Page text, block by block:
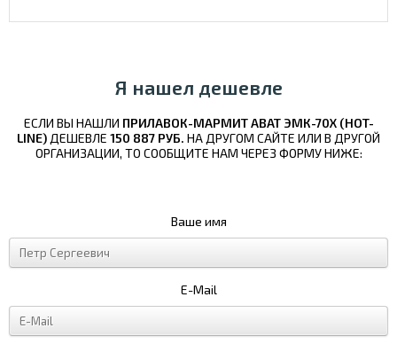
Я нашел дешевле
ЕСЛИ ВЫ НАШЛИ ПРИЛАВОК-МАРМИТ ABAT ЭМК-70Х (HOT-
LINE) ДЕШЕВЛЕ 150 887 РУБ. НА ДРУГОМ САЙТЕ ИЛИ В ДРУГОЙ
ОРГАНИЗАЦИИ, ТО СООБЩИТЕ НАМ ЧЕРЕЗ ФОРМУ НИЖЕ:
Ваше имя
E-Mail